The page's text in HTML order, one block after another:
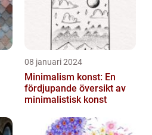
08 januari 2024
Minimalism konst: En
fördjupande översikt av
minimalistisk konst